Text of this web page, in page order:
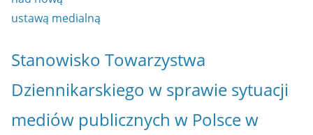
Stanowisko Towarzystwa
Dziennikarskiego w sprawie sytuacji
mediów publicznych w Polsce w